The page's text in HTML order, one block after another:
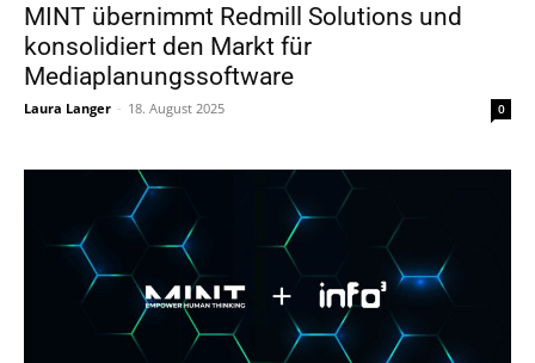
MINT übernimmt Redmill Solutions und
konsolidiert den Markt für
Mediaplanungssoftware
Laura Langer - 18. August 2025 0